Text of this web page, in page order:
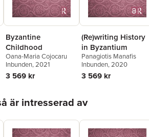
Byzantine
Childhood
Oana-Maria Cojocaru
Inbunden, 2021
3 569 kr
(Re)writing History
in Byzantium
Panagiotis Manafis
Inbunden, 2020
3 569 kr
är intresserad av